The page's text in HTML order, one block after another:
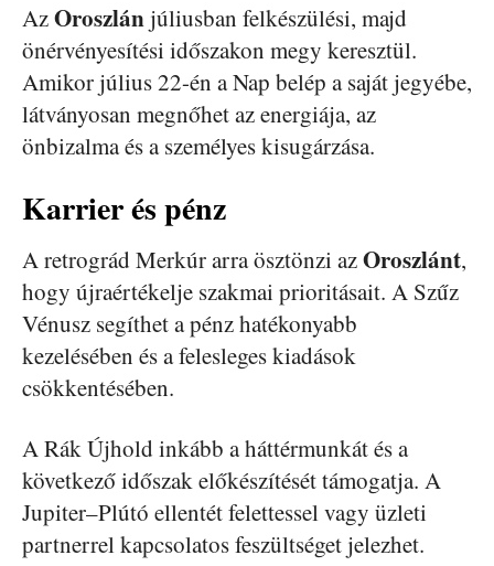
AzOroszlánjúliusban felkészülési, majd
önérvényesítési időszakon megy keresztül.
Amikor július 22-én a Nap belép a saját jegyébe,
látványosan megnőhet az energiája, az
önbizalma és a személyes kisugárzása.
Karrier és pénz
A retrográd Merkúr arra ösztönzi azOroszlánt,
hogy újraértékelje szakmai prioritásait. A Szűz
Vénusz segíthet a pénz hatékonyabb
kezelésében és a felesleges kiadások
csökkentésében.
A Rák Újhold inkább a háttérmunkát és a
következő időszak előkészítését támogatja. A
Jupiter–Plútó ellentét felettessel vagy üzleti
partnerrel kapcsolatos feszültséget jelezhet.